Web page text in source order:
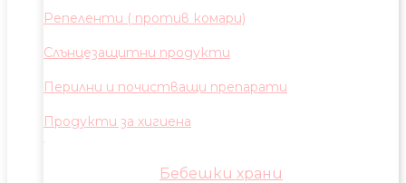
Репеленти ( против комари)
Слънцезащитни продукти
Перилни и почистващи препарати
Продукти за хигиена
Бебешки храни